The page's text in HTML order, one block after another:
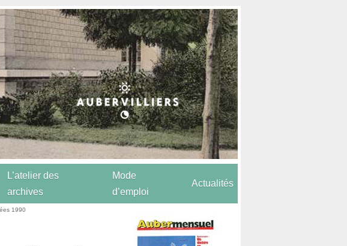
L’atelier des
archives
Mode
d’emploi
Actualités
1990